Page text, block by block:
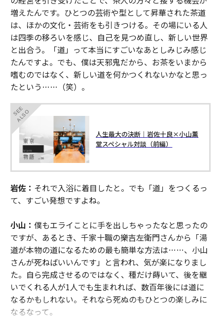
増えたんです。ひとつの芸術や型として昇華された茶道
は、ほかの文化・芸術をも引きつける。その場にいる人
は四季の移ろいを感じ、自己を見つめ直し、新しい世界
と出合う。「道」って本当にすごいなあとしみじみ感じ
たんですよ。でも、僕は天邪鬼だから、お茶をいまから
嗜むのではなく、新しい道を何かつくれないかなと思っ
たという……（笑）。
SEE
ALSO
人生最大の決断｜岩佐十良×小山薫
堂スペシャル対談（前編）
岩佐： それで入浴に着目したと。でも「道」をつくるっ
て、すごい発想ですよね。
小山： 僕もエライことに手を出しちゃったなと思ったの
ですが、あるとき、千家十職の樂吉左衛門さんから「湯
道が本物の道になるための最も簡単な方法は……、小山
さんが死ねばいいんです」と言われ、気が楽になりまし
た。自ら完成させるのではなく、種だけ蒔いて、後を継
いでくれる人が1人でも生まれれば、数百年後には道に
なるかもしれない。それなら死ぬのもひとつの楽しみに
なるなって。